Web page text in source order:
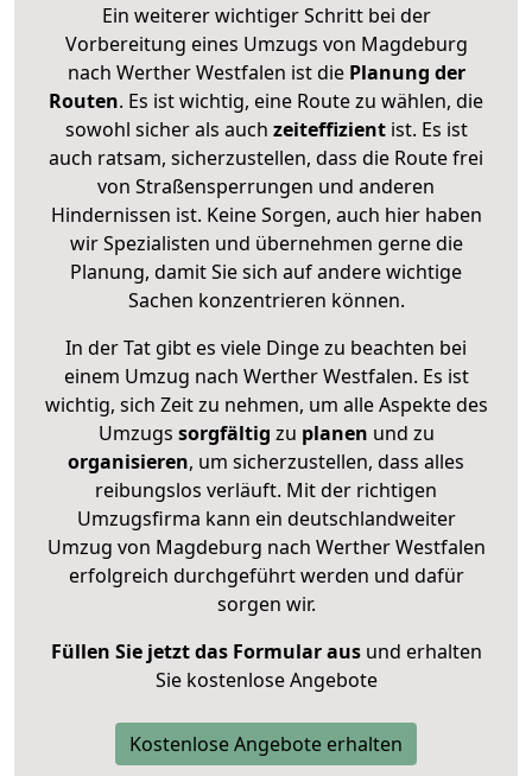
Ein weiterer wichtiger Schritt bei der
Vorbereitung eines Umzugs von Magdeburg
nach Werther Westfalen ist diePlanung der
Routen. Es ist wichtig, eine Route zu wählen, die
sowohl sicher als auch zeiteffizientist. Es ist
auch ratsam, sicherzustellen, dass die Route frei
von Straßensperrungen und anderen
Hindernissen ist. Keine Sorgen, auch hier haben
wir Spezialisten und übernehmen gerne die
Planung, damit Sie sich auf andere wichtige
Sachen konzentrieren können.
In der Tat gibt es viele Dinge zu beachten bei
einem Umzug nach Werther Westfalen. Es ist
wichtig, sich Zeit zu nehmen, um alle Aspekte des
Umzugs sorgfältig zu planen und zu
organisieren, um sicherzustellen, dass alles
reibungslos verläuft. Mit der richtigen
Umzugsfirma kann ein deutschlandweiter
Umzug von Magdeburg nach Werther Westfalen
erfolgreich durchgeführt werden und dafür
sorgen wir.
Füllen Sie jetzt das Formular ausund erhalten
Sie kostenlose Angebote
Kostenlose Angebote erhalten